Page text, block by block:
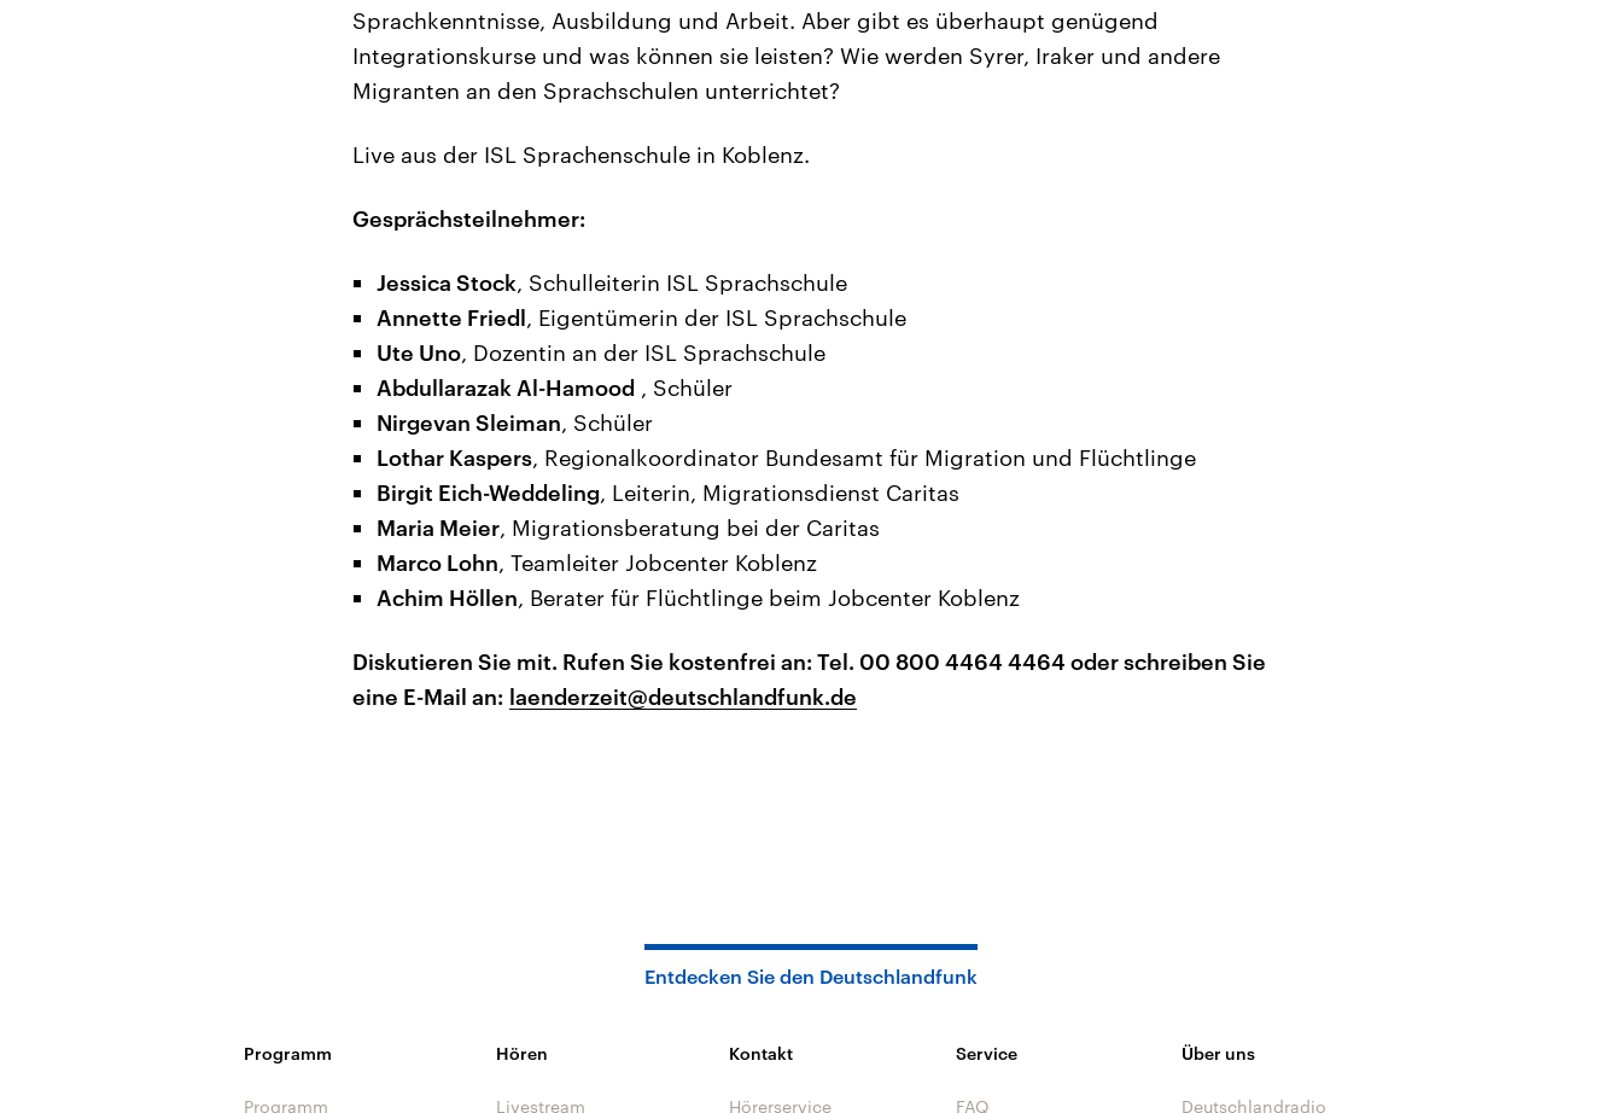
Sprachkenntnisse, Ausbildung und Arbeit. Aber gibt es überhaupt genügend
Integrationskurse und was können sie leisten? Wie werden Syrer, Iraker und andere
Migranten an den Sprachschulen unterrichtet?
Live aus der ISL Sprachenschule in Koblenz.
Gesprächsteilnehmer:
Jessica Stock, Schulleiterin ISL Sprachschule
Annette Friedl, Eigentümerin der ISL Sprachschule
Ute Uno, Dozentin an der ISL Sprachschule
Abdullarazak Al-Hamood , Schüler
Nirgevan Sleiman, Schüler
Lothar Kaspers, Regionalkoordinator Bundesamt für Migration und Flüchtlinge
Birgit Eich-Weddeling, Leiterin, Migrationsdienst Caritas
Maria Meier, Migrationsberatung bei der Caritas
Marco Lohn, Teamleiter Jobcenter Koblenz
Achim Höllen, Berater für Flüchtlinge beim Jobcenter Koblenz
Diskutieren Sie mit. Rufen Sie kostenfrei an: Tel. 00 800 4464 4464 oder schreiben Sie
eine E-Mail an: laenderzeit@deutschlandfunk.de
Entdecken Sie den Deutschlandfunk
Programm
Programm
Hören
Livestream
Kontakt
Hörerservice
Service
FAQ
Über uns
Deutschlandradio